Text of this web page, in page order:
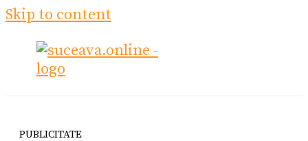
Skip to content
PUBLICITATE